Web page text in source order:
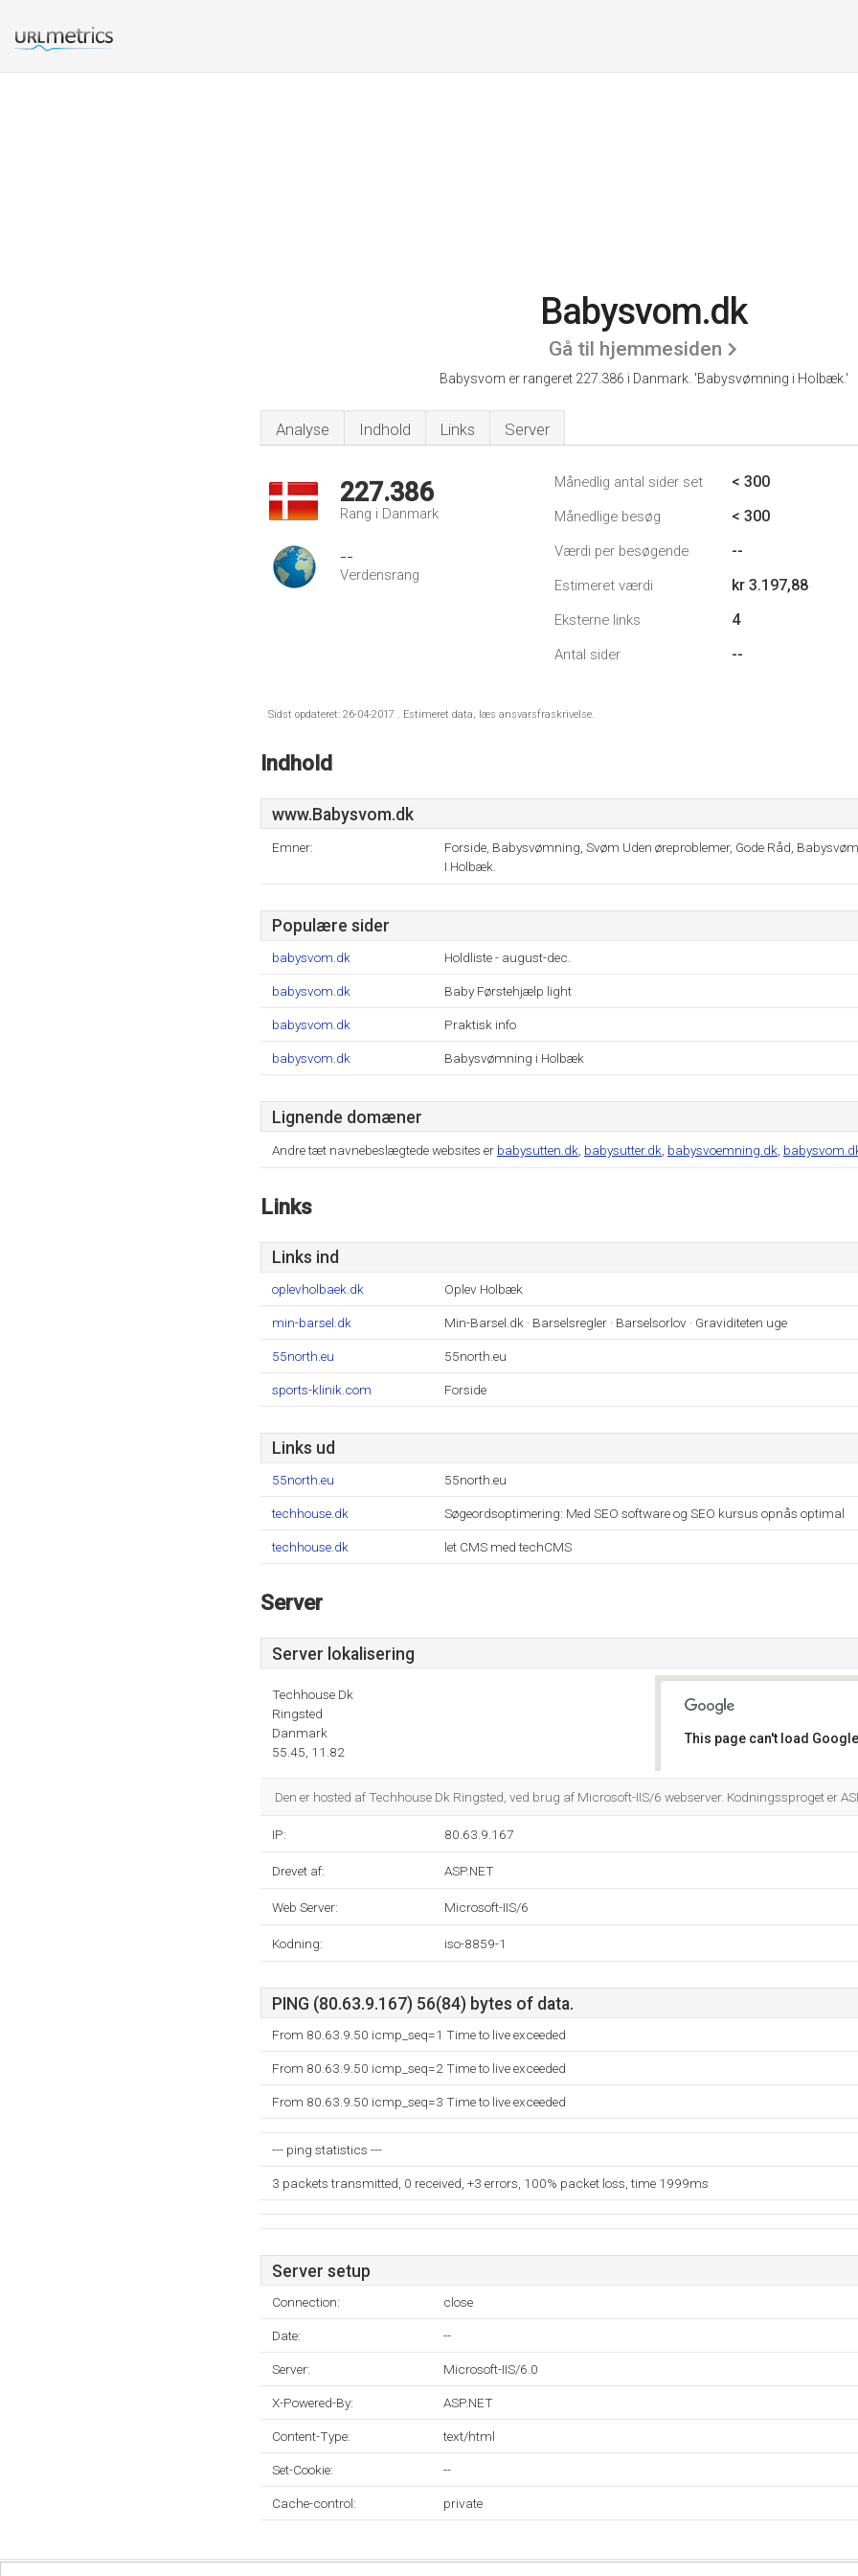
Babysvom.dk
Gå til hjemmesiden
Babysvom er rangeret 227.386 i Danmark. 'Babysvømning i Holbæk.'
Analyse Indhold Links Server
227.386
Rang i Danmark
--
Verdensrang
Månedlig antal sider set < 300
Månedlige besøg < 300
Værdi per besøgende --
Estimeret værdi kr 3.197,88
Eksterne links 4
Antal sider --
Sidst opdateret: 26-04-2017 . Estimeret data, læs ansvarsfraskrivelse.
Indhold
www.Babysvom.dk
Emner:
Forside, Babysvømning, Svøm Uden øreproblemer, Gode Råd,
I Holbæk.
Populære sider
babysvom.dk Holdliste - august-dec.
babysvom.dk Baby Førstehjælp light
babysvom.dk Praktisk info
babysvom.dk Babysvømning i Holbæk
Lignende domæner
Andre tæt navnebeslægtede websites er babysutten.dk babysutter.dk babysvoemning.dk
Links
Links ind
oplevholbaek.dk Oplev Holbæk
min-barsel.dk Min-Barsel.dk · Barselsregler · Barselsorlov · Graviditeten uge
55north.eu 55north.eu
sports-klinik.com Forside
Links ud
55north.eu 55north.eu
techhouse.dk Søgeordsoptimering: Med SEO software og SEO kursus opnås optimal
techhouse.dk let CMS med techCMS
Server
Server lokalisering
Techhouse Dk
Ringsted
Danmark
55.45, 11.82
This page can't load
Den er hosted af Techhouse Dk Ringsted, ved brug af Microsoft-IIS/6 webserver. Kodningssproget er
IP: 80.63.9.167
Drevet af: ASP.NET
Web Server: Microsoft-IIS/6
Kodning: iso-8859-1
PING (80.63.9.167) 56(84) bytes of data.
From 80.63.9.50 icmp_seq=1 Time to live exceeded
From 80.63.9.50 icmp_seq=2 Time to live exceeded
From 80.63.9.50 icmp_seq=3 Time to live exceeded
--- ping statistics ---
3 packets transmitted, 0 received, +3 errors, 100% packet loss, time 1999ms
Server setup
Connection: close
Date: --
Server: Microsoft-IIS/6.0
X-Powered-By: ASP.NET
Content-Type: text/html
Set-Cookie: --
Cache-control: private